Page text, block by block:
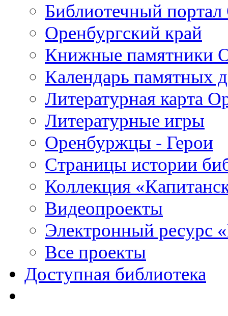
Библиотечный портал
Оренбургский край
Книжные памятники
Календарь памятных
Литературная карта
Литературные игры
Оренбуржцы - Герои
Страницы истории
Коллекция
Видеопроекты
Электронный ресурс
Все проекты
Доступная библиотека